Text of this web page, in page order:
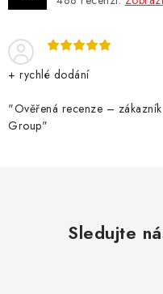
DÁRKOVÉ VOUCHERY
ATOMIZÉRY A CARTRIDGE
BATERIE A NABÍJEČKY
JEDNORÁZOVÉ A
+ rychlé dodání
"Ověřená recenze –
Group"
Sledujte